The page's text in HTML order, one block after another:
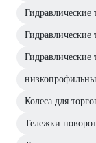
Гидравлические
Колеса для
Тележки